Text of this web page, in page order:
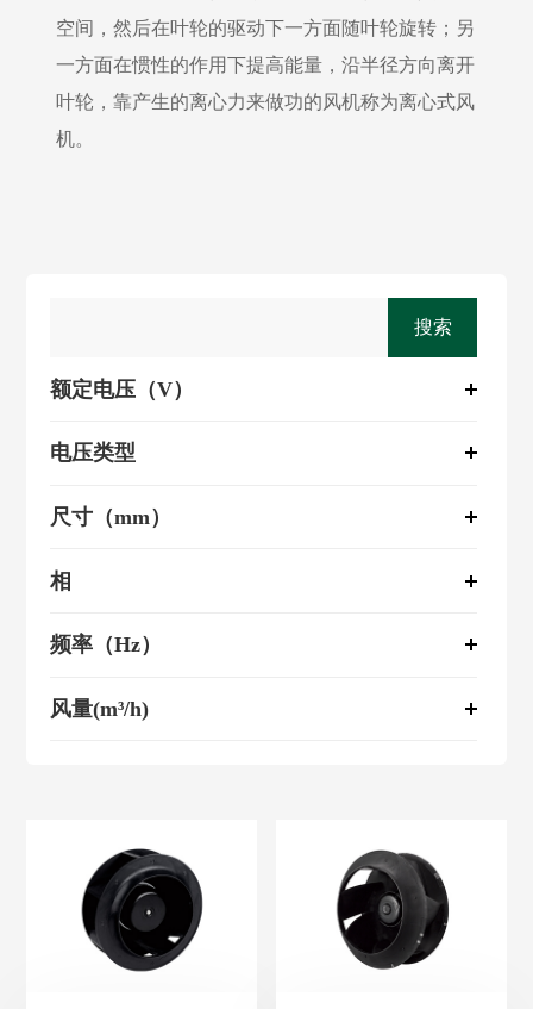
空间，然后在叶轮的驱动下一方面随叶轮旋转；另
一方面在惯性的作用下提高能量，沿半径方向离开
叶轮，靠产生的离心力来做功的风机称为离心式风
机。
搜索
额定电压（V）
电压类型
尺寸（mm）
相
频率（Hz）
风量(m³/h)